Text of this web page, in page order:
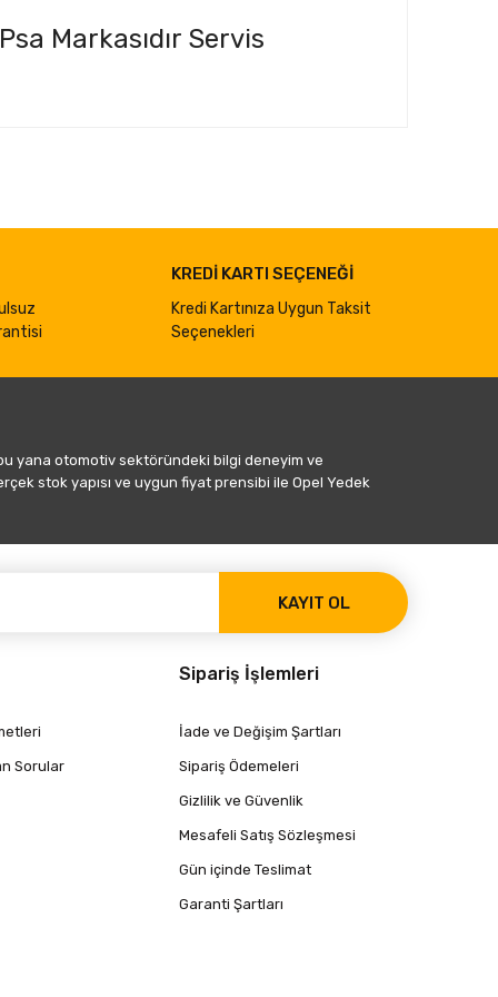
Markasıdır Servis
KREDİ KARTI SEÇENEĞİ
Kredi Kartınıza Uygun Taksit
Seçenekleri
yana otomotiv sektöründeki bilgi deneyim ve
stok yapısı ve uygun fiyat prensibi ile Opel Yedek
KAYIT OL
Sorular
Sipariş İşlemleri
İade ve Değişim Şartları
Sipariş Ödemeleri
Gizlilik ve Güvenlik
Mesafeli Satış Sözleşmesi
Gün içinde Teslimat
Garanti Şartları